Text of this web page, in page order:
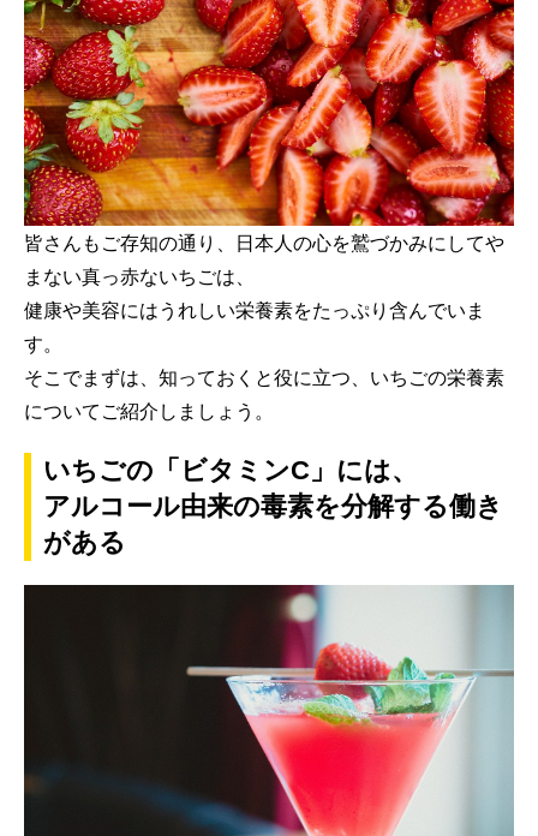
皆さんもご存知の通り、日本人の心を鷲づかみにしてや
まない真っ赤ないちごは、
健康や美容にはうれしい栄養素をたっぷり含んでいま
す。
そこでまずは、知っておくと役に立つ、いちごの栄養素
についてご紹介しましょう。
いちごの「ビタミンC」には、
アルコール由来の毒素を分解する働き
がある